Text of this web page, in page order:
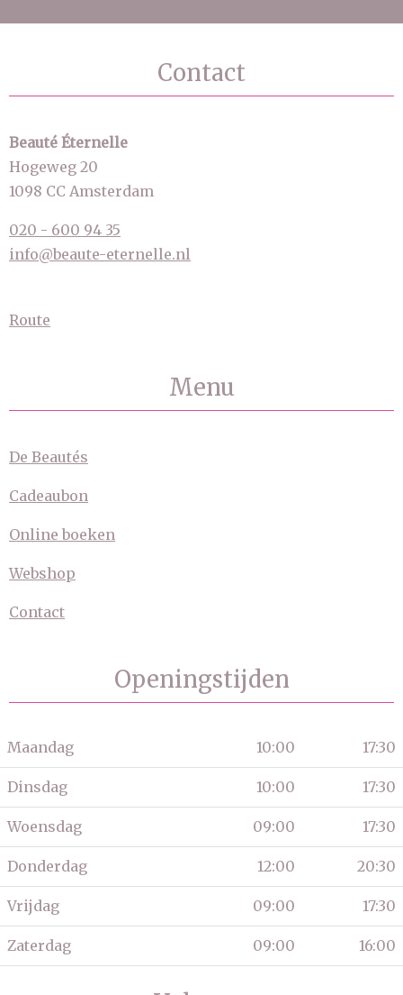
Contact
Beauté Éternelle
Hogeweg 20
1098 CC Amsterdam
020 - 600 94 35
info@beaute-eternelle.nl
Route
Menu
De Beautés
Cadeaubon
Online boeken
Webshop
Contact
Openingstijden
Maandag 10:00 17:30
Dinsdag 10:00 17:30
Woensdag 09:00 17:30
Donderdag 12:00 20:30
Vrijdag 09:00 17:30
Zaterdag 09:00 16:00